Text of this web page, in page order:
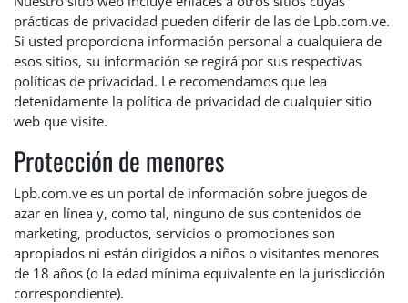
prácticas de privacidad pueden diferir de las de Lpb.com.ve.
Si usted proporciona información personal a cualquiera de
esos sitios, su información se regirá por sus respectivas
políticas de privacidad. Le recomendamos que lea
detenidamente la política de privacidad de cualquier sitio
web que visite.
Protección de menores
Lpb.com.ve es un portal de información sobre juegos de
azar en línea y, como tal, ninguno de sus contenidos de
marketing, productos, servicios o promociones son
apropiados ni están dirigidos a niños o visitantes menores
de 18 años (o la edad mínima equivalente en la jurisdicción
correspondiente).